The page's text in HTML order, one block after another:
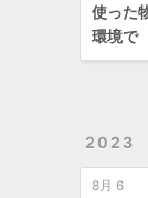
使った
環境で
2023
8月 6